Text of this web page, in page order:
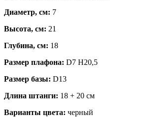
Диаметр, см: 7
Высота, см: 21
Глубина, см: 18
Размер плафона: D7 H20,5
Размер базы: D13
Длина штанги: 18 + 20 см
Варианты цвета: черный